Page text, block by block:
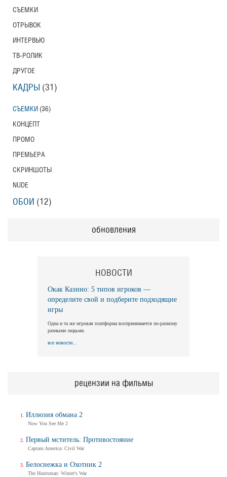
СЪЕМКИ
ОТРЫВОК
ИНТЕРВЬЮ
ТВ-РОЛИК
ДРУГОЕ
КАДРЫ (31)
СЪЕМКИ (36)
КОНЦЕПТ
ПРОМО
ПРЕМЬЕРА
СКРИНШОТЫ
NUDE
ОБОИ (12)
обновления
НОВОСТИ
Окак Казино: 5 типов игроков —
определите свой и подберите подходящие
игры
Одна и та же игровая платформа воспринимается по-разному
разными людьми.
все новости...
рецензии на фильмы
Иллюзия обмана 2
Now You See Me 2
Первый мститель: Противостояние
Captain America: Civil War
Белоснежка и Охотник 2
The Huntsman: Winter's War